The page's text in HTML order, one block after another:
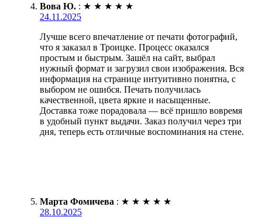
Вова Ю. : ★ ★ ★ ★ ★
24.11.2025
Лучше всего впечатление от печати фотографий,
что я заказал в Троицке. Процесс оказался
простым и быстрым. Зашёл на сайт, выбрал
нужный формат и загрузил свои изображения. Вся
информация на странице интуитивно понятна, с
выбором не ошибся. Печать получилась
качественной, цвета яркие и насыщенные.
Доставка тоже порадовала — всё пришло вовремя
в удобный пункт выдачи. Заказ получил через три
дня, теперь есть отличные воспоминания на стене.
Марта Фомичева : ★ ★ ★ ★ ★
28.10.2025